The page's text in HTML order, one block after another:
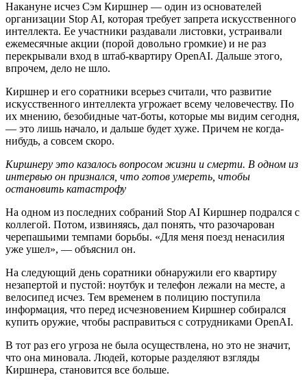
Накануне исчез Сэм Киршнер — один из основателей
организации Stop AI, которая требует запрета искусственного
интеллекта. Ее участники раздавали листовки, устраивали
ежемесячные акции (порой довольно громкие) и не раз
перекрывали вход в штаб-квартиру OpenAI. Дальше этого,
впрочем, дело не шло.
Киршнер и его соратники всерьез считали, что развитие
искусственного интеллекта угрожает всему человечеству. По
их мнению, безобидные чат-боты, которые мы видим сегодня,
— это лишь начало, и дальше будет хуже. Причем не когда-
нибудь, а совсем скоро.
Киршнеру это казалось вопросом жизни и смерти. В одном из
интервью он признался, что готов умереть, чтобы
остановить катастрофу
На одном из последних собраний Stop AI Киршнер подрался с
коллегой. Потом, извиняясь, дал понять, что разочарован
черепашьими темпами борьбы. «Для меня поезд ненасилия
уже ушел», — объяснил он.
На следующий день соратники обнаружили его квартиру
незапертой и пустой: ноутбук и телефон лежали на месте, а
велосипед исчез. Тем временем в полицию поступила
информация, что перед исчезновением Киршнер собирался
купить оружие, чтобы расправиться с сотрудниками OpenAI.
В тот раз его угроза не была осуществлена, но это не значит,
что она миновала. Людей, которые разделяют взгляды
Киршнера, становится все больше.